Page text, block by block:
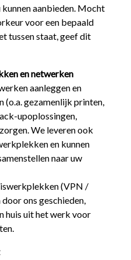
aanbieden. Mocht
voor een bepaald
tussen staat, geef dit
en netwerken
aanleggen en
gezamenlijk printen,
upoplossingen,
We leveren ook
en kunnen
naar uw
(VPN /
ons geschieden,
huis uit het werk voor